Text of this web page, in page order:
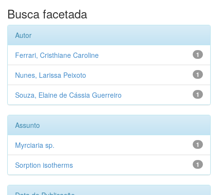
Busca facetada
Autor
1
Ferrari, Cristhiane Caroline
1
Nunes, Larissa Peixoto
1
Souza, Elaine de Cássia Guerreiro
Assunto
1
Myrciaria sp.
1
Sorption isotherms